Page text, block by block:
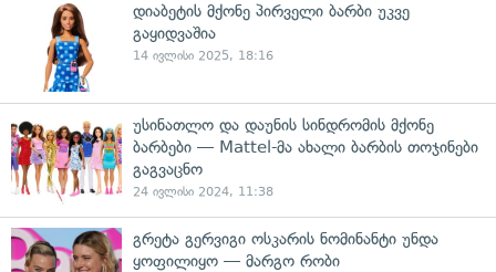
დიაბეტის მქონე პირველი ბარბი უკვე
გაყიდვაშია
14 ივლისი 2025, 18:16
უსინათლო და დაუნის სინდრომის მქონე
ბარბები — Mattel-მა ახალი ბარბის თოჯინები
გაგვაცნო
24 ივლისი 2024, 11:38
გრეტა გერვიგი ოსკარის ნომინანტი უნდა
ყოფილიყო — მარგო რობი